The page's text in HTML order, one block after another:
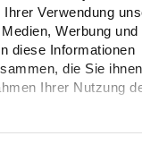
Verwendung
Werbung und
diese Informationen
die Sie ihnen
Ihrer Nutzung
am unteren